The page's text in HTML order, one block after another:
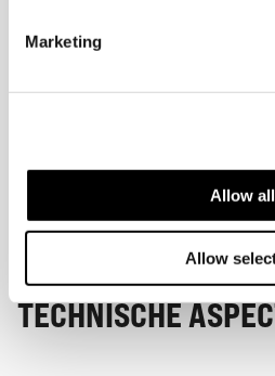
Marketing
Allow all
Allow
TECHNISCHE